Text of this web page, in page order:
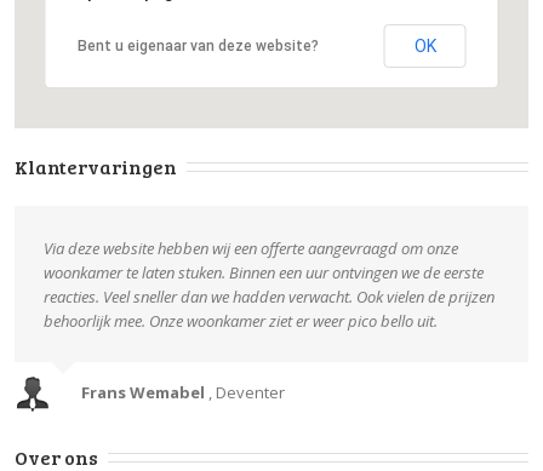
Bent u eigenaar van deze website? OK
Klantervaringen
Via deze website hebben wij een offerte aangevraagd om onze
woonkamer te laten stuken. Binnen een uur ontvingen we de eerste
reacties. Veel sneller dan we hadden verwacht. Ook vielen de prijzen
behoorlijk mee. Onze woonkamer ziet er weer pico bello uit.
Frans Wemabel , Deventer
Over ons